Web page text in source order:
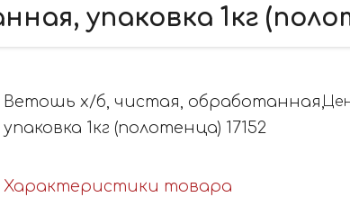
упаковка 1кг
Ветошь х/б, чистая, обработанная,
упаковка 1кг (полотенца) 17152
Характеристики товара